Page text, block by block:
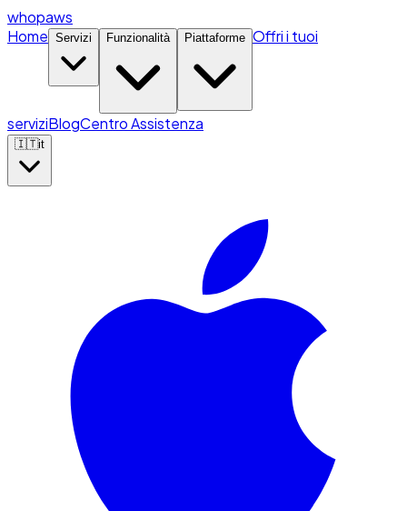
whopaws
Home Servizi Funzionalità Piattaforme Offri i tuoi
serviziBlogCentro Assistenza
🇮🇹it